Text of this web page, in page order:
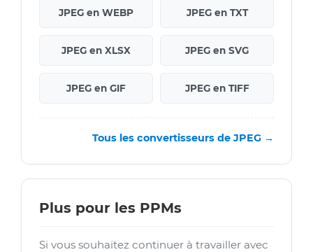
JPEG en WEBP JPEG en TXT
JPEG en XLSX JPEG en SVG
JPEG en GIF JPEG en TIFF
Tous les convertisseurs de JPEG →
Plus pour les PPMs
Si vous souhaitez continuer à travailler avec